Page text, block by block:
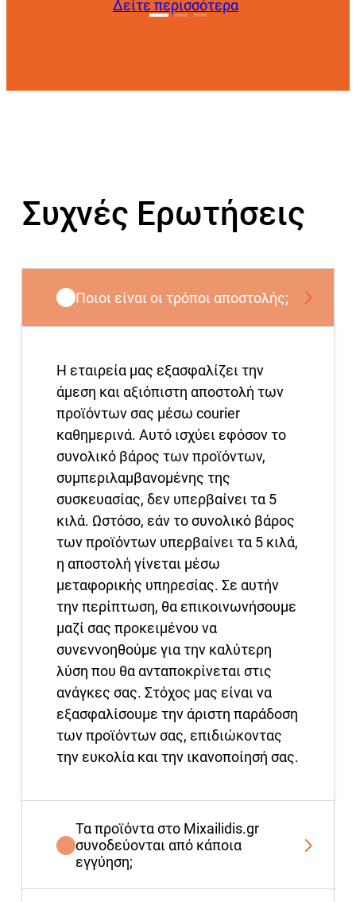
Δείτε περισσότερα
Συχνές Ερωτήσεις
Ποιοι είναι οι τρόποι αποστολής;
Η εταιρεία μας εξασφαλίζει την
άμεση και αξιόπιστη αποστολή των
προϊόντων σας μέσω courier
καθημερινά. Αυτό ισχύει εφόσον το
συνολικό βάρος των προϊόντων,
συμπεριλαμβανομένης της
συσκευασίας, δεν υπερβαίνει τα 5
κιλά. Ωστόσο, εάν το συνολικό βάρος
των προϊόντων υπερβαίνει τα 5 κιλά,
η αποστολή γίνεται μέσω
μεταφορικής υπηρεσίας. Σε αυτήν
την περίπτωση, θα επικοινωνήσουμε
μαζί σας προκειμένου να
συνεννοηθούμε για την καλύτερη
λύση που θα ανταποκρίνεται στις
ανάγκες σας. Στόχος μας είναι να
εξασφαλίσουμε την άριστη παράδοση
των προϊόντων σας, επιδιώκοντας
την ευκολία και την ικανοποίησή σας.
Τα προϊόντα στο Mixailidis.gr
συνοδεύονται από κάποια
εγγύηση;